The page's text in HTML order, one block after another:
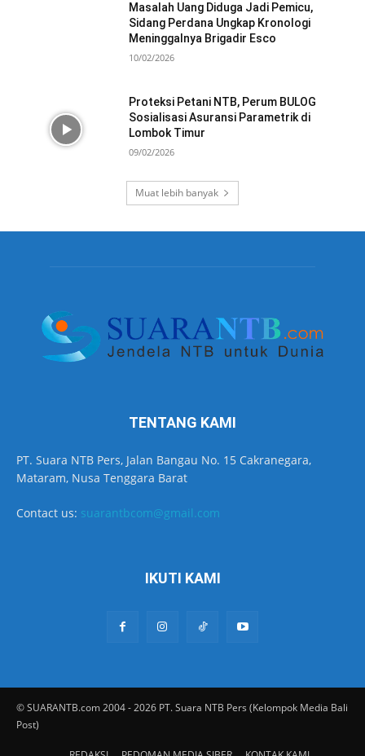
Masalah Uang Diduga Jadi Pemicu,
Sidang Perdana Ungkap Kronologi
Meninggalnya Brigadir Esco
10/02/2026
Proteksi Petani NTB, Perum BULOG
Sosialisasi Asuransi Parametrik di
Lombok Timur
09/02/2026
Muat lebih banyak
TENTANG KAMI
PT. Suara NTB Pers, Jalan Bangau No. 15 Cakranegara,
Mataram, Nusa Tenggara Barat
Contact us: suarantbcom@gmail.com
IKUTI KAMI
© SUARANTB.com 2004 - 2026 PT. Suara NTB Pers (Kelompok Media Bali
Post)